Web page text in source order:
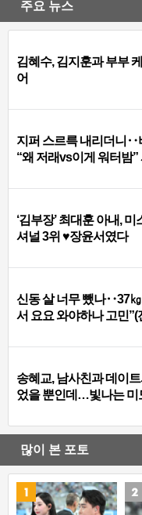
주요 뉴스
김혜수, 김지훈과 부부
어
지퍼 스르륵 내리더니‥
“왜 저래vs이게 워터밤”
‘김부장’ 최대훈 아내,
셔널 3위 ♥장윤서였다
신동 살 너무 뺐나‥37
서 요요 와야하나 고민”(
송혜교, 남사친과 데이
었을 뿐인데…빛나는 미
많이 본 포토